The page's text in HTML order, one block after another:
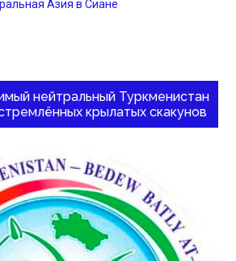
Азия в Сиане
нейтральный Туркменистан
крылатых скакунов